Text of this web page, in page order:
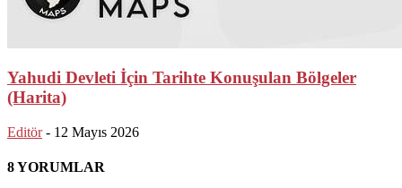
Yahudi Devleti İçin Tarihte Konuşulan Bölgeler
(Harita)
Editör - 12 Mayıs 2026
8 YORUMLAR